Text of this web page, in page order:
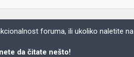
foruma, ili ukoliko naletite
da čitate nešto!